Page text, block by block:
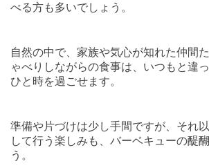
べる方も多いでしょう。
自然の中で、家族や気心が知れた仲間
ゃべりしながらの食事は、いつもと違
ひと時を過ごせます。
準備や片づけは少し手間ですが、それ
して行う楽しみも、バーベキューの醍
う。